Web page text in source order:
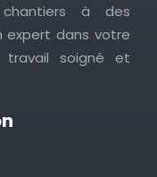
à des
expert dans votre
travail soigné et